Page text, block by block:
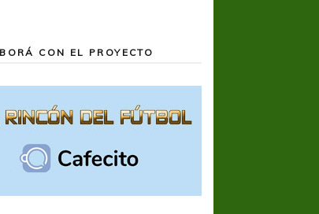
CON EL PROYECTO